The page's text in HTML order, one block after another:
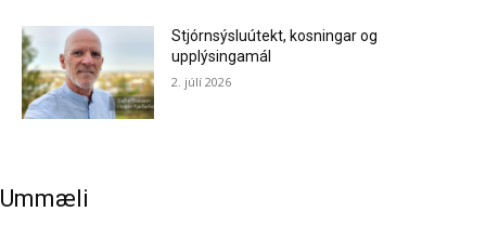
Stjórnsýsluútekt, kosningar og
upplýsingamál
2. júlí 2026
Ummæli